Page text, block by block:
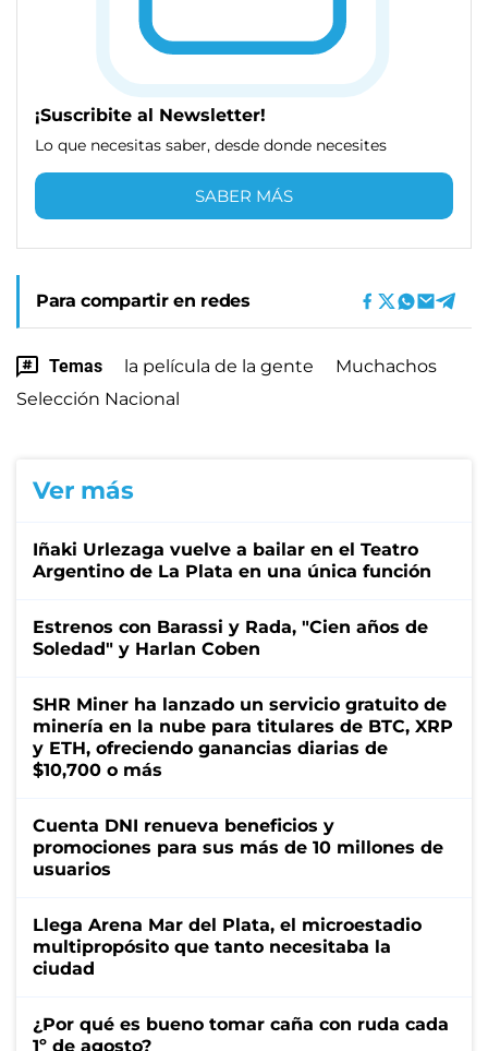
¡Suscribite al Newsletter!
Lo que necesitas saber, desde donde necesites
SABER MÁS
Para compartir en redes
Temas la película de la gente
Muchachos
Selección Nacional
Ver más
Iñaki Urlezaga vuelve a bailar en el Teatro
Argentino de La Plata en una única función
Estrenos con Barassi y Rada, "Cien años de
Soledad" y Harlan Coben
SHR Miner ha lanzado un servicio gratuito de
minería en la nube para titulares de BTC, XRP
y ETH, ofreciendo ganancias diarias de
$10,700 o más
Cuenta DNI renueva beneficios y
promociones para sus más de 10 millones de
usuarios
Llega Arena Mar del Plata, el microestadio
multipropósito que tanto necesitaba la
ciudad
¿Por qué es bueno tomar caña con ruda cada
1º de agosto?